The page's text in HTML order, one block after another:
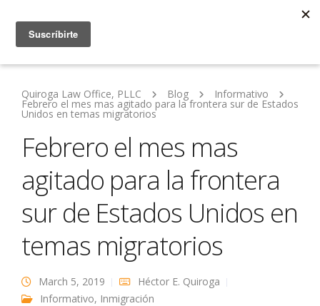
Quiroga Law Office, PLLC Blog Informativo
Febrero el mes mas agitado para la frontera sur de Estados
Unidos en temas migratorios
Febrero el mes mas
agitado para la frontera
sur de Estados Unidos en
temas migratorios
March 5, 2019
Héctor E. Quiroga
Informativo, Inmigración